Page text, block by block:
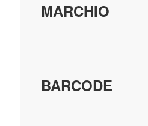
MARCHIO
BARCODE